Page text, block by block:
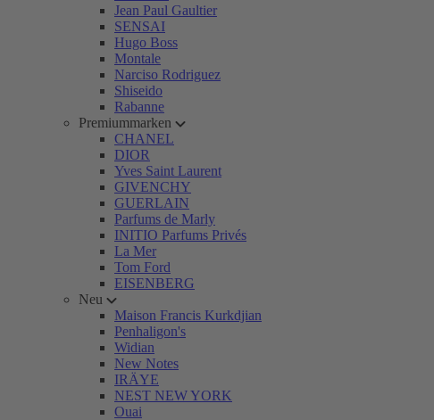
Jean Paul Gaultier
SENSAI
Hugo Boss
Montale
Narciso Rodriguez
Shiseido
Rabanne
Premiummarken
CHANEL
DIOR
Yves Saint Laurent
GIVENCHY
GUERLAIN
Parfums de Marly
INITIO Parfums Privés
La Mer
Tom Ford
EISENBERG
Neu
Maison Francis Kurkdjian
Penhaligon's
Widian
New Notes
IRÄYE
NEST NEW YORK
Ouai